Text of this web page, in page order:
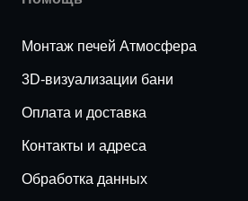
Монтаж печей Атмосфера
3D-визуализации бани
Оплата и доставка
Контакты и адреса
Обработка данных